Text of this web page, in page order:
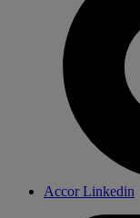
Accor Linkedin